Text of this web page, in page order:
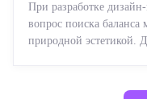
При разработке
вопрос поиска
природной эстетикой.